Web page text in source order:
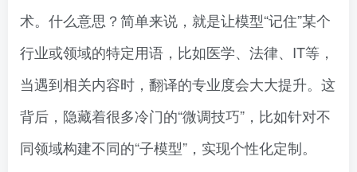
术。什么意思？简单来说，就是让模型“记住”某个
行业或领域的特定用语，比如医学、法律、IT等，
当遇到相关内容时，翻译的专业度会大大提升。这
背后，隐藏着很多冷门的“微调技巧”，比如针对不
同领域构建不同的“子模型”，实现个性化定制。